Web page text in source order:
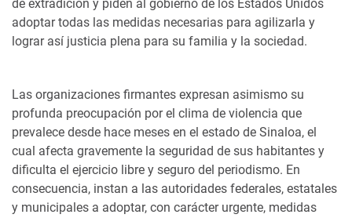
de extradición y piden al gobierno de los Estados Unidos
adoptar todas las medidas necesarias para agilizarla y
lograr así justicia plena para su familia y la sociedad.
Las organizaciones firmantes expresan asimismo su
profunda preocupación por el clima de violencia que
prevalece desde hace meses en el estado de Sinaloa, el
cual afecta gravemente la seguridad de sus habitantes y
dificulta el ejercicio libre y seguro del periodismo. En
consecuencia, instan a las autoridades federales, estatales
y municipales a adoptar, con carácter urgente, medidas